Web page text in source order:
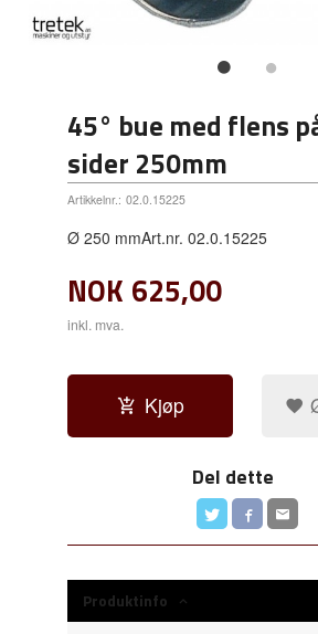
45° bue med flens
sider 250mm
Artikkelnr.: 02.0.15225
Ø 250 mmArt.nr. 02.0.15225
NOK 625,00
inkl. mva.
Kjøp
Del dette
Produktinfo